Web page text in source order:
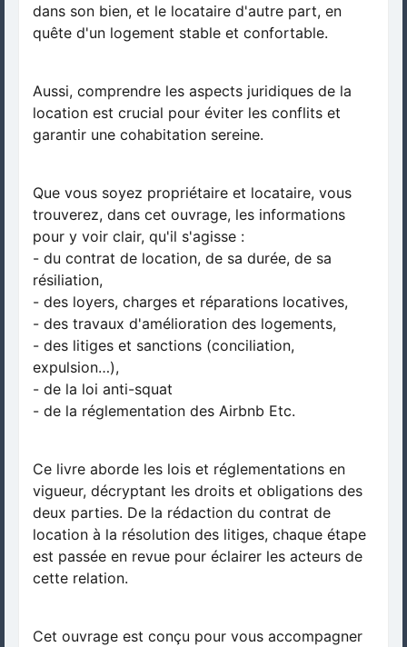
dans son bien, et le locataire d'autre part, en
quête d'un logement stable et confortable.
Aussi, comprendre les aspects juridiques de la
location est crucial pour éviter les conflits et
garantir une cohabitation sereine.
Que vous soyez propriétaire et locataire, vous
trouverez, dans cet ouvrage, les informations
pour y voir clair, qu'il s'agisse :
- du contrat de location, de sa durée, de sa
résiliation,
- des loyers, charges et réparations locatives,
- des travaux d'amélioration des logements,
- des litiges et sanctions (conciliation,
expulsion…),
- de la loi anti-squat
- de la réglementation des Airbnb Etc.
Ce livre aborde les lois et réglementations en
vigueur, décryptant les droits et obligations des
deux parties. De la rédaction du contrat de
location à la résolution des litiges, chaque étape
est passée en revue pour éclairer les acteurs de
cette relation.
Cet ouvrage est conçu pour vous accompagner